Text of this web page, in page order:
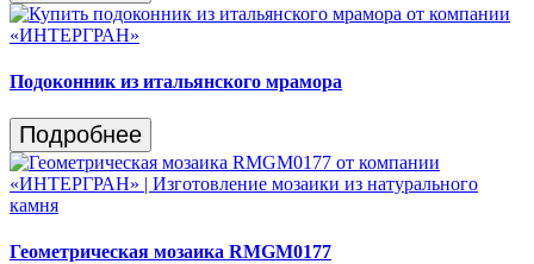
Подоконник из итальянского мрамора
Подробнее
Геометрическая мозаика RMGM0177